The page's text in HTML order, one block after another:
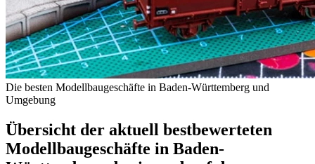
Die besten Modellbaugeschäfte in Baden-Württemberg und
Umgebung
Übersicht der aktuell bestbewerteten
Modellbaugeschäfte in Baden-